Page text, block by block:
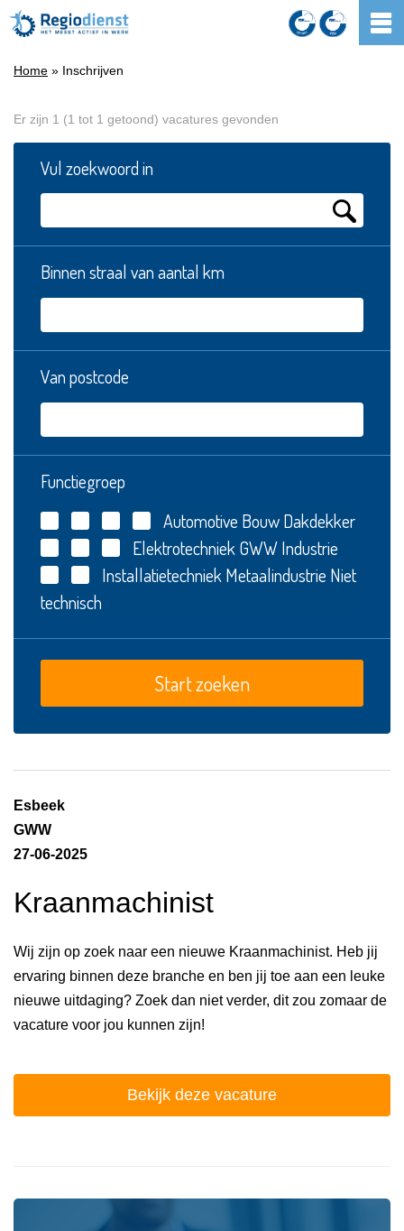
Home » Inschrijven
Er zijn 1 (1 tot 1 getoond) vacatures gevonden
Vul zoekwoord in
Binnen straal van aantal km
Van postcode
Functiegroep
Automotive BouwDakdekker
Elektrotechniek GWWIndustrie
Installatietechniek Metaalindustrie Niet
technisch
Esbeek
GWW
27-06-2025
Kraanmachinist
Wij zijn op zoek naar een nieuwe Kraanmachinist. Heb jij
ervaring binnen deze branche en ben jij toe aan een leuke
nieuwe uitdaging? Zoek dan niet verder, dit zou zomaar de
vacature voor jou kunnen zijn!
Bekijk deze vacature